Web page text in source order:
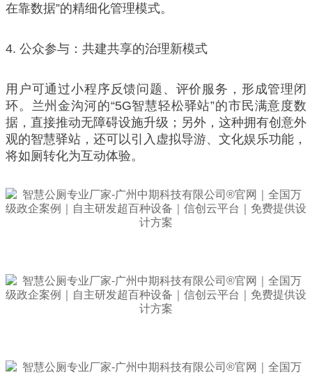
在靠数据”的精细化管理模式。
4. 公众参与：共建共享的治理新模式
用户可通过小程序反馈问题、评价服务，形成管理闭
环。兰州金沟河的“5G智慧轻松驿站”的市民满意度数
据，直接推动无障碍设施升级；另外，这种拥有创意外
观的智慧驿站，还可以引入虚拟导游、文化娱乐功能，
将如厕转化为互动体验。